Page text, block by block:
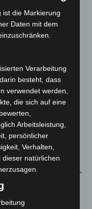
1.887
1.269
ist die Markierung
Daten mit dem
Verarbeitung
besteht, dass
verwendet werden,
die sich auf eine
Arbeitsleistung,
persönlicher
Verhalten,
natürlichen